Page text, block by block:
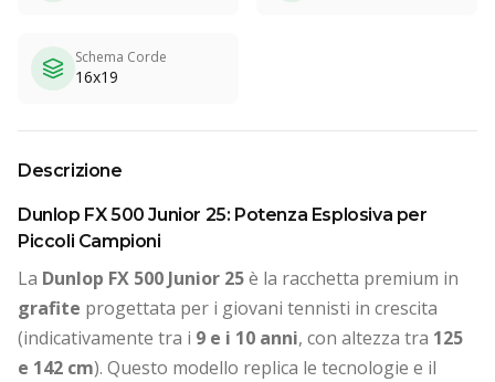
Schema Corde
16x19
Descrizione
Dunlop FX 500 Junior 25: Potenza Esplosiva per
Piccoli Campioni
La Dunlop FX 500 Junior 25è la racchetta premium in
grafite progettata per i giovani tennisti in crescita
(indicativamente tra i 9 e i 10 anni, con altezza tra 125
e 142 cm). Questo modello replica le tecnologie e il